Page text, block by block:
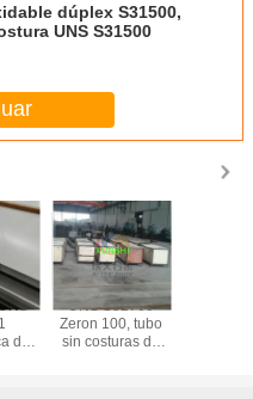
dúplex S31500,
UNS S31500
de
UNS S32760
Zeron 100, tubo
sin costuras de